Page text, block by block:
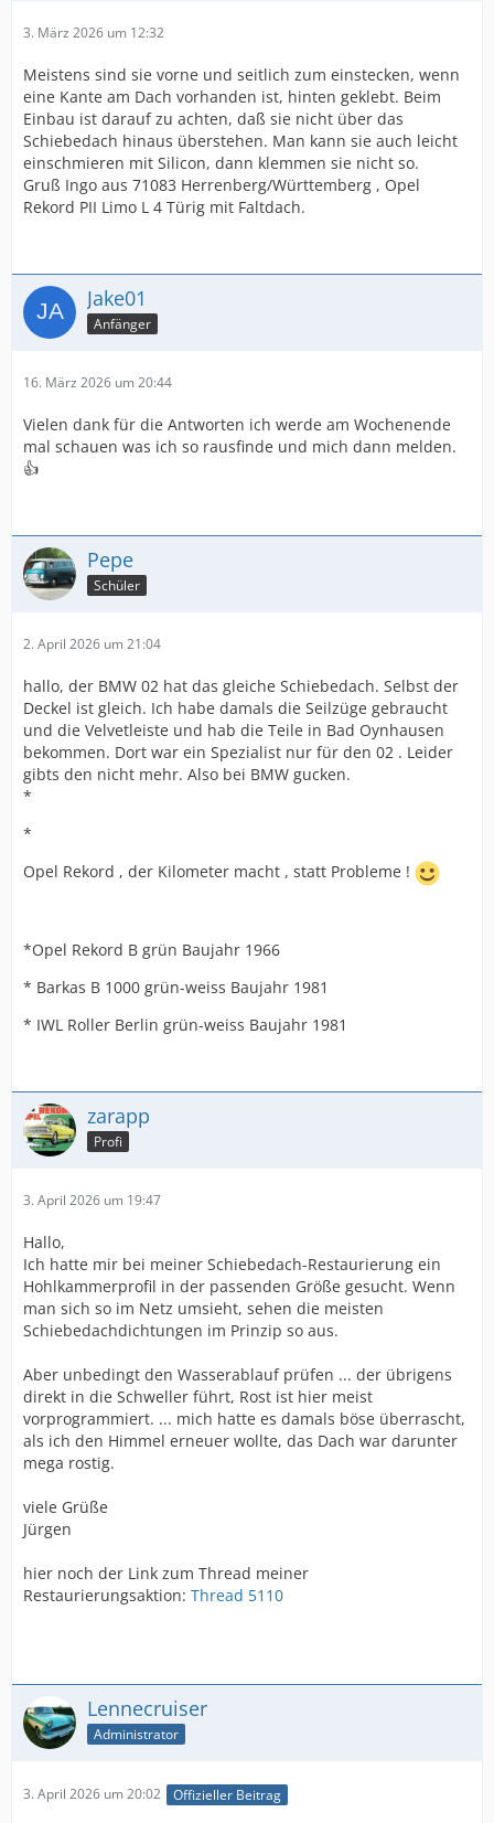
3. März 2026 um 12:32
Meistens sind sie vorne und seitlich zum einstecken, wenn
eine Kante am Dach vorhanden ist, hinten geklebt. Beim
Einbau ist darauf zu achten, daß sie nicht über das
Schiebedach hinaus überstehen. Man kann sie auch leicht
einschmieren mit Silicon, dann klemmen sie nicht so.
Gruß Ingo aus 71083 Herrenberg/Württemberg , Opel
Rekord PII Limo L 4 Türig mit Faltdach.
Jake01
Anfänger
16. März 2026 um 20:44
Vielen dank für die Antworten ich werde am Wochenende
mal schauen was ich so rausfinde und mich dann melden.
👍
Pepe
Schüler
2. April 2026 um 21:04
hallo, der BMW 02 hat das gleiche Schiebedach. Selbst der
Deckel ist gleich. Ich habe damals die Seilzüge gebraucht
und die Velvetleiste und hab die Teile in Bad Oynhausen
bekommen. Dort war ein Spezialist nur für den 02 . Leider
gibts den nicht mehr. Also bei BMW gucken.
*
*
Opel Rekord , der Kilometer macht , statt Probleme !
*Opel Rekord B grün Baujahr 1966
* Barkas B 1000 grün-weiss Baujahr 1981
* IWL Roller Berlin grün-weiss Baujahr 1981
zarapp
Profi
3. April 2026 um 19:47
Hallo,
Ich hatte mir bei meiner Schiebedach-Restaurierung ein
Hohlkammerprofil in der passenden Größe gesucht. Wenn
man sich so im Netz umsieht, sehen die meisten
Schiebedachdichtungen im Prinzip so aus.
Aber unbedingt den Wasserablauf prüfen ... der übrigens
direkt in die Schweller führt, Rost ist hier meist
vorprogrammiert. ... mich hatte es damals böse überrascht,
als ich den Himmel erneuer wollte, das Dach war darunter
mega rostig.
viele Grüße
Jürgen
hier noch der Link zum Thread meiner
Restaurierungsaktion: Thread 5110
Lennecruiser
Administrator
3. April 2026 um 20:02 Offizieller Beitrag